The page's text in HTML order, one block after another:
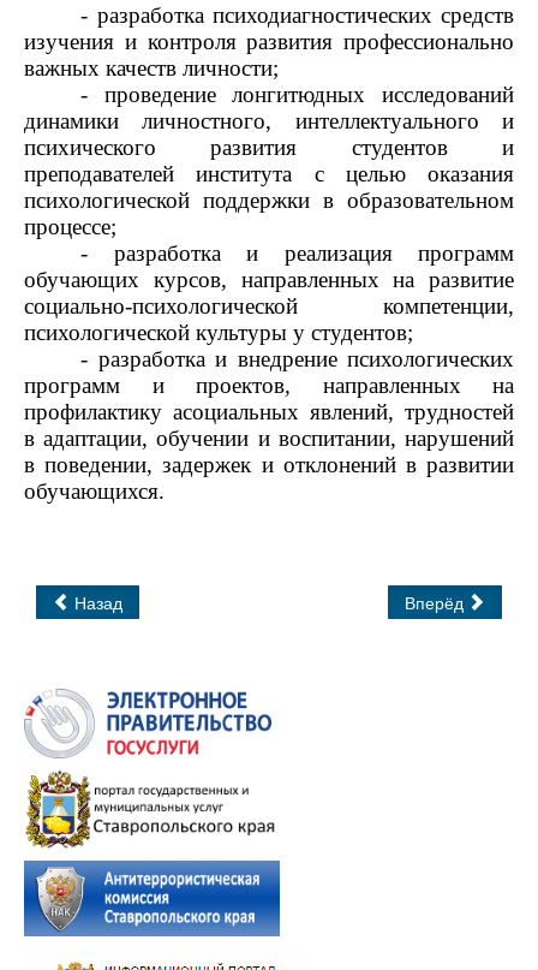
- разработка психодиагностических средств
изучения и контроля развития профессионально
важных качеств личности;
- проведение лонгитюдных исследований
динамики личностного, интеллектуального и
психического развития студентов и
преподавателей института с целью оказания
психологической поддержки в образовательном
процессе;
- разработка и реализация программ
обучающих курсов, направленных на развитие
социально-психологической компетенции,
психологической культуры у студентов;
- разработка и внедрение психологических
программ и проектов, направленных на
профилактику асоциальных явлений, трудностей
в адаптации, обучении и воспитании, нарушений
в поведении, задержек и отклонений в развитии
обучающихся.
Назад Вперёд